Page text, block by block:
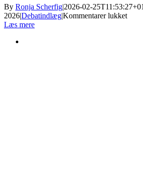
By Ronja Scherfig|2026-02-
2026|Debatindlæg|Kommentarer lukkettil
Læs mere